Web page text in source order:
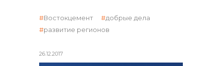
объявленные закупки
26.12.2017
Востокцемент
добрые дела
развитие регионов